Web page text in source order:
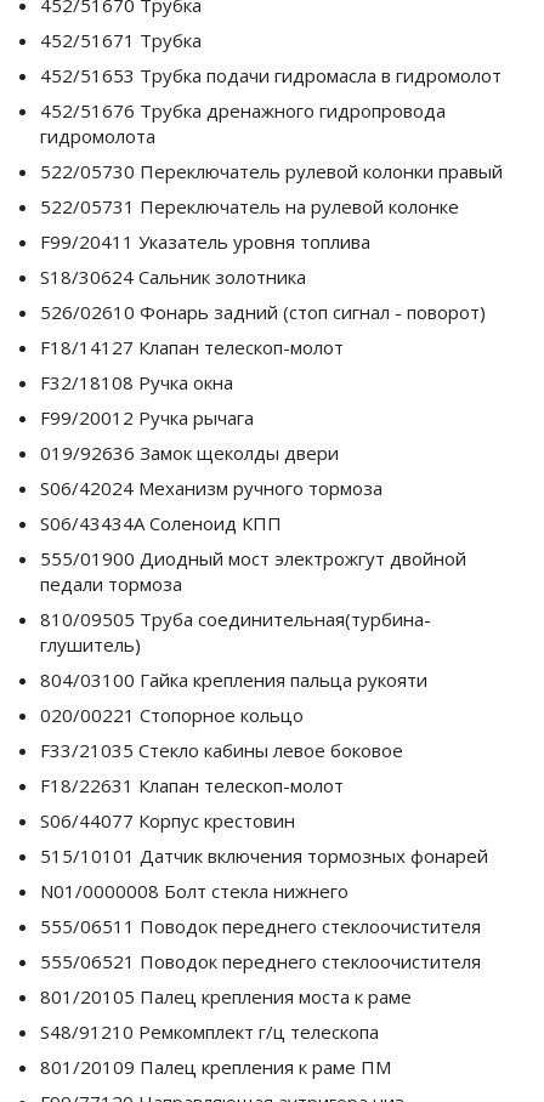
452/51670 Трубка
452/51671 Трубка
452/51653 Трубка подачи гидромасла в гидромолот
452/51676 Трубка дренажного гидропровода
гидромолота
522/05730 Переключатель рулевой колонки правый
522/05731 Переключатель на рулевой колонке
F99/20411 Указатель уровня топлива
S18/30624 Сальник золотника
526/02610 Фонарь задний (стоп сигнал - поворот)
F18/14127 Клапан телескоп-молот
F32/18108 Ручка окна
F99/20012 Ручка рычага
019/92636 Замок щеколды двери
S06/42024 Механизм ручного тормоза
S06/43434A Соленоид КПП
555/01900 Диодный мост электрожгут двойной
педали тормоза
810/09505 Труба соединительная(турбина-
глушитель)
804/03100 Гайка крепления пальца рукояти
020/00221 Стопорное кольцо
F33/21035 Стекло кабины левое боковое
F18/22631 Клапан телескоп-молот
S06/44077 Корпус крестовин
515/10101 Датчик включения тормозных фонарей
N01/0000008 Болт стекла нижнего
555/06511 Поводок переднего стеклоочистителя
555/06521 Поводок переднего стеклоочистителя
801/20105 Палец крепления моста к раме
S48/91210 Ремкомплект г/ц телескопа
801/20109 Палец крепления к раме ПМ